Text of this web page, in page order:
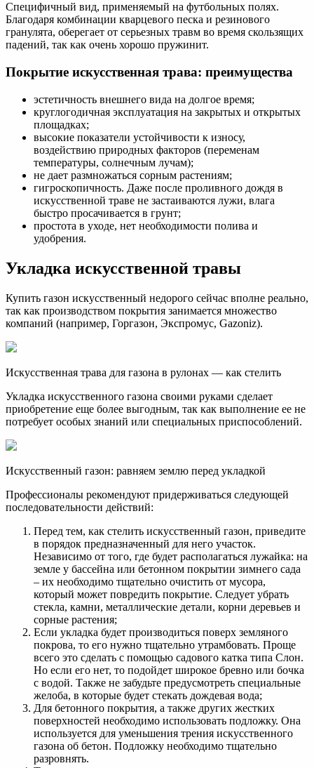
Специфичный вид, применяемый на футбольных полях.
Благодаря комбинации кварцевого песка и резинового
гранулята, оберегает от серьезных травм во время скользящих
падений, так как очень хорошо пружинит.
Покрытие искусственная трава: преимущества
эстетичность внешнего вида на долгое время;
круглогодичная эксплуатация на закрытых и открытых
площадках;
высокие показатели устойчивости к износу,
воздействию природных факторов (переменам
температуры, солнечным лучам);
не дает размножаться сорным растениям;
гигроскопичность. Даже после проливного дождя в
искусственной траве не застаиваются лужи, влага
быстро просачивается в грунт;
простота в уходе, нет необходимости полива и
удобрения.
Укладка искусственной травы
Купить газон искусственный недорого сейчас вполне реально,
так как производством покрытия занимается множество
компаний (например, Горгазон, Экспромус, Gazoniz).
Искусственная трава для газона в рулонах — как стелить
Укладка искусственного газона своими руками сделает
приобретение еще более выгодным, так как выполнение ее не
потребует особых знаний или специальных приспособлений.
Искусственный газон: равняем землю перед укладкой
Профессионалы рекомендуют придерживаться следующей
последовательности действий:
Перед тем, как стелить искусственный газон, приведите
в порядок предназначенный для него участок.
Независимо от того, где будет располагаться лужайка: на
земле у бассейна или бетонном покрытии зимнего сада
– их необходимо тщательно очистить от мусора,
который может повредить покрытие. Следует убрать
стекла, камни, металлические детали, корни деревьев и
сорные растения;
Если укладка будет производиться поверх земляного
покрова, то его нужно тщательно утрамбовать. Проще
всего это сделать с помощью садового катка типа Слон.
Но если его нет, то подойдет широкое бревно или бочка
с водой. Также не забудьте предусмотреть специальные
желоба, в которые будет стекать дождевая вода;
Для бетонного покрытия, а также других жестких
поверхностей необходимо использовать подложку. Она
используется для уменьшения трения искусственного
газона об бетон. Подложку необходимо тщательно
разровнять.